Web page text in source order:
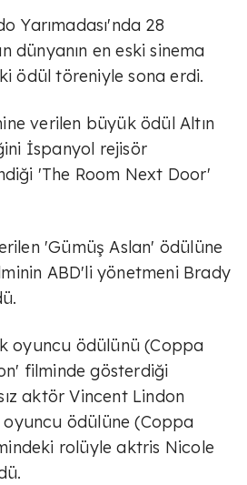
Yarımadası'nda 28
dünyanın en eski sinema
ödül töreniyle sona erdi.
verilen büyük ödül Altın
İspanyol rejisör
'The Room Next Door'
'Gümüş Aslan' ödülüne
ABD'li yönetmeni Brady
oyuncu ödülünü (Coppa
filminde gösterdiği
aktör Vincent Lindon
oyuncu ödülüne (Coppa
rolüyle aktris Nicole